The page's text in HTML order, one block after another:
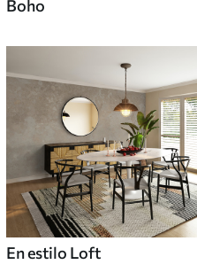
Boho
En estilo Loft